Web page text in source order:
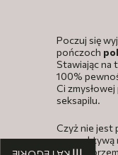
Poczuj się
pończoch
Stawiając na
100%
Ci
seksapilu.
Czyż nie jest
perspektywą
ciała